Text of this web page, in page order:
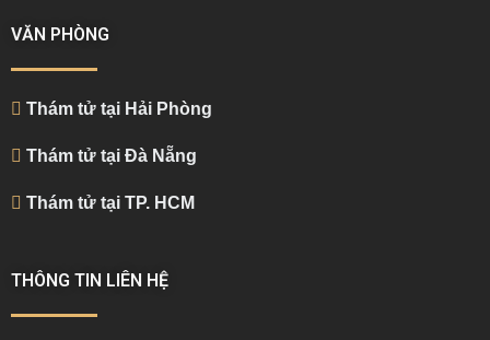
VĂN PHÒNG
Thám tử tại Hải Phòng
Thám tử tại Đà Nẵng
Thám tử tại TP. HCM
THÔNG TIN LIÊN HỆ